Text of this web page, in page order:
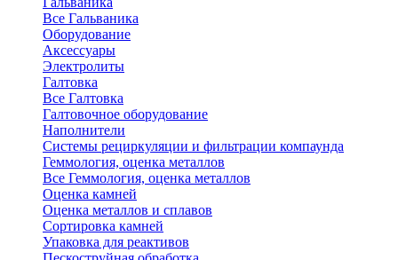
Все Гальваника
Оборудование
Аксессуары
Электролиты
Галтовка
Все Галтовка
Галтовочное оборудование
Наполнители
Системы рециркуляции и фильтрации компаунда
Геммология, оценка металлов
Все Геммология, оценка металлов
Оценка камней
Оценка металлов и сплавов
Сортировка камней
Упаковка для реактивов